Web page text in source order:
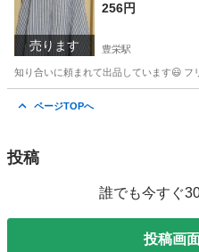
売ります
256円
豊栄駅
知り合いに頼まれて出品しています😃
ページTOPへ
投稿
誰でも今すぐ
投稿画